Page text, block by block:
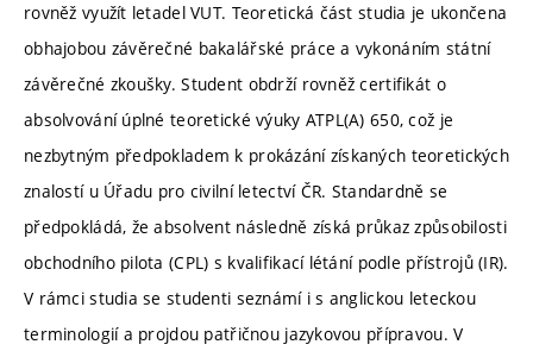
rovněž využít letadel VUT. Teoretická část studia je ukončena
obhajobou závěrečné bakalářské práce a vykonáním státní
závěrečné zkoušky. Student obdrží rovněž certifikát o
absolvování úplné teoretické výuky ATPL(A) 650, což je
nezbytným předpokladem k prokázání získaných teoretických
znalostí u Úřadu pro civilní letectví ČR. Standardně se
předpokládá, že absolvent následně získá průkaz způsobilosti
obchodního pilota (CPL) s kvalifikací létání podle přístrojů (IR).
V rámci studia se studenti seznámí i s anglickou leteckou
terminologií a projdou patřičnou jazykovou přípravou. V